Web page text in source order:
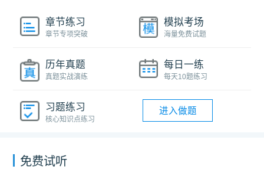
章节练习
章节专项突破
模拟考场
海量免费试题
历年真题
真题实战演练
每日一练
每天10题练习
习题练习
核心知识点练习
进入做题
免费试听